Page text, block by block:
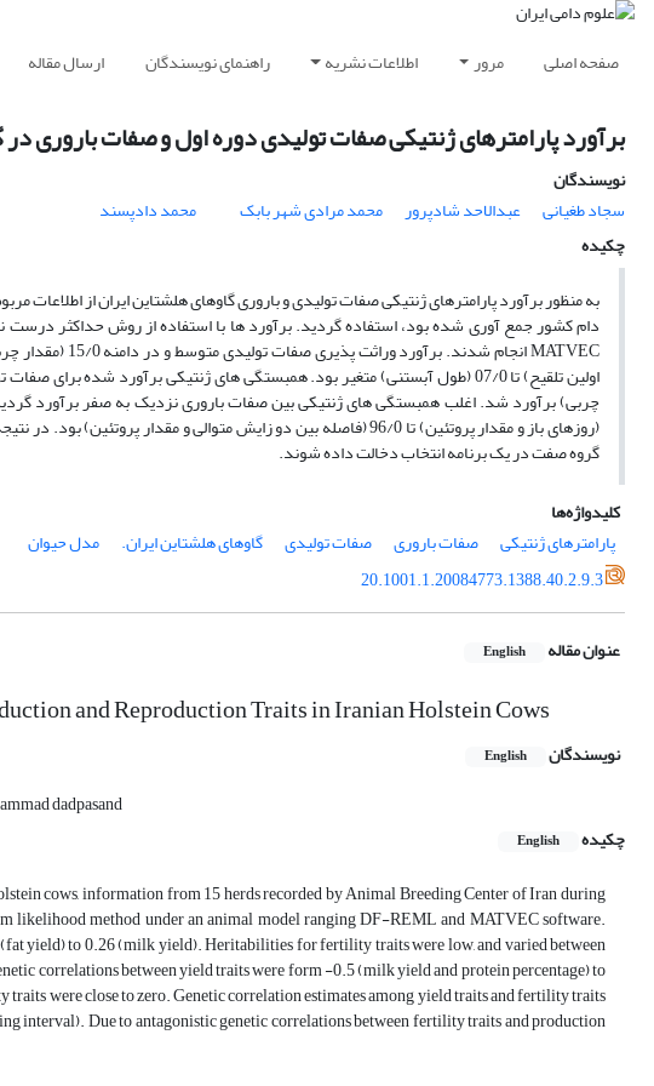
صفحه اصلی مرور اطلاعات نشریه راهنمای نویسندگان ارسال مقاله
برآورد پارامترهای ژنتیکی صفات تولیدی دوره اول و صفات باروری
نویسندگان
سجاد طغیانی
عبدالاحد شادپرور محمد مرادی شهر بابک
محمد دادپسند
چکیده
(روزهای باز و مقدار پروتئین) تا 96/0 (فاصله بین دو زایش متوالی و
گروه صفت در یک برنامه انتخاب دخالت داده شوند.
کلیدواژه‌ها
پارامترهای ژنتیکی
صفات باروری صفات تولیدی گاوهای هلشتاین ایران.
مدل حیوان
20.1001.1.20084773.1388.40.2.9.3
عنوان مقاله English
and Reproduction Traits in Iranian Holstein Cows
نویسندگان English
dadpasand
چکیده
English
cows, information from 15 herds recorded by Animal Breeding Center of Iran during
likelihood method under an animal model ranging DF-REML and MATVEC software.
yield) to 0.26 (milk yield). Heritabilities for fertility traits were low, and varied between
correlations between yield traits were form -0.5 (milk yield and protein percentage) to
were close to zero. Genetic correlation estimates among yield traits and fertility traits
interval). Due to antagonistic genetic correlations between fertility traits and production